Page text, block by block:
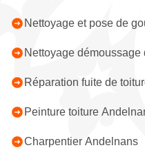
Nettoyage et pose de
Nettoyage
Réparation fuite de
Peinture toiture
Charpentier Andelnans